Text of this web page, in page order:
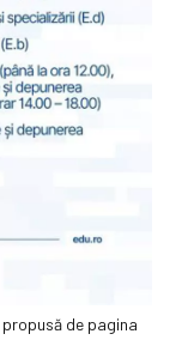
propusă de pagina